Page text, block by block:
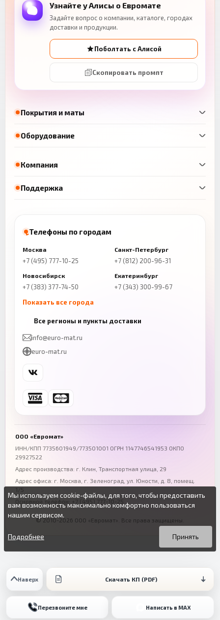
Наверх Скачать КП (PDF)
Перезвоните мне Написать в MAX
Покрытия и маты
Оборудование
Узнайте у Алисы о Евромате
Задайте вопрос о компании, каталоге, городах
доставки и продукции.
Поболтать с Алисой
Скопировать промпт
Компания
Поддержка
Телефоны по городам
Москва
+7 (495) 777-10-25
Санкт-Петербург
+7 (812) 200-96-31
Новосибирск
+7 (383) 377-74-50
Екатеринбург
+7 (343) 300-99-67
Показать все города
+7 (843) 206-01-30
Челябинск
+7 (343) 300-99-67
Ростов-на-Дону
+7 (863) 333-50-75
Волгоград
+7 (844) 261-36-12
Омск
Все регионы и пункты доставки
info@euro-mat.ru
euro-mat.ru
ООО «Евромат»
ИНН/КПП 7735601949/773501001 ОГРН 1147746541953 ОКПО
29927522
Адрес производства: г. Клин, Транспортная улица, 29
Адрес офиса: г. Москва, г. Зеленоград ул. Юности, д. 8, помещ.
1/5
Основной телефон:
+7 (495) 777-10-25
© 2010-2026 ООО «Евромат». Все права защищены.
Мы используем cookie-файлы, для того, чтобы предоставить
вам возможность максимально комфортно пользоваться
нашим сервисом.
Вы можете подробнее прочитать о cookie-файлах в открытых
источниках или изменить настройки своего браузера.
Продолжая пользоваться данным сайтом без изменения
настроек вы даете согласие на использование ваших cookie-
Принять
Подробнее